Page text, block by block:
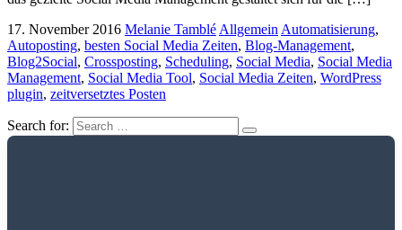
17. November 2016 Melanie TambléAllgemeinAutomatisierung,
Autoposting, besten Social Media Zeiten, Blog-Management,
Blog2Social, Crossposting, Scheduling, Social Media, Social Media
Management, Social Media Tool, Social Media Zeiten, WordPress
plugin, zeitversetztes Posten
Search for: